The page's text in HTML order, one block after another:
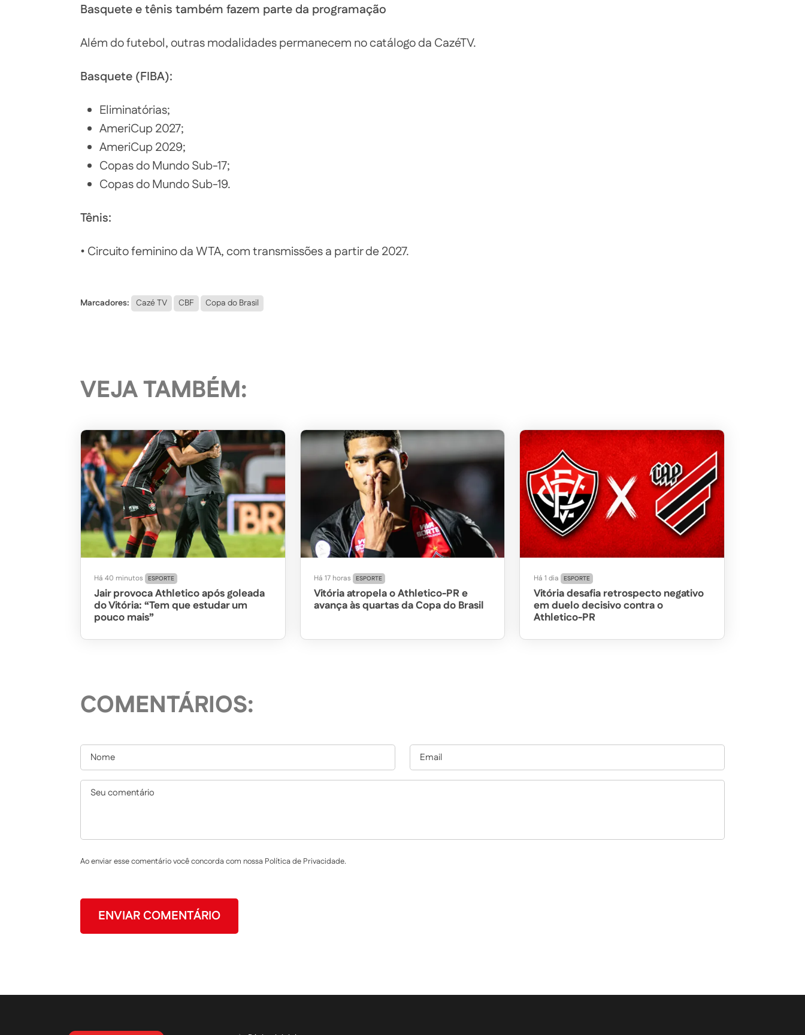
Basquete e tênis também fazem parte da programação
Além do futebol, outras modalidades permanecem no catálogo da CazéTV.
Basquete (FIBA):
Eliminatórias;
AmeriCup 2027;
AmeriCup 2029;
Copas do Mundo Sub-17;
Copas do Mundo Sub-19.
Tênis:
• Circuito feminino da WTA, com transmissões a partir de 2027.
Marcadores: Cazé TV CBF Copa do Brasil
VEJA TAMBÉM:
Há 40 minutos ESPORTE
Jair provoca Athletico após goleada
do Vitória: “Tem que estudar um
pouco mais”
Há 17 horas ESPORTE
Vitória atropela o Athletico-PR e
avança às quartas da Copa do Brasil
Há 1 dia ESPORTE
Vitória desafia retrospecto negativo
em duelo decisivo contra o
Athletico-PR
COMENTÁRIOS:
Ao enviar esse comentário você concorda com nossa Política de Privacidade.